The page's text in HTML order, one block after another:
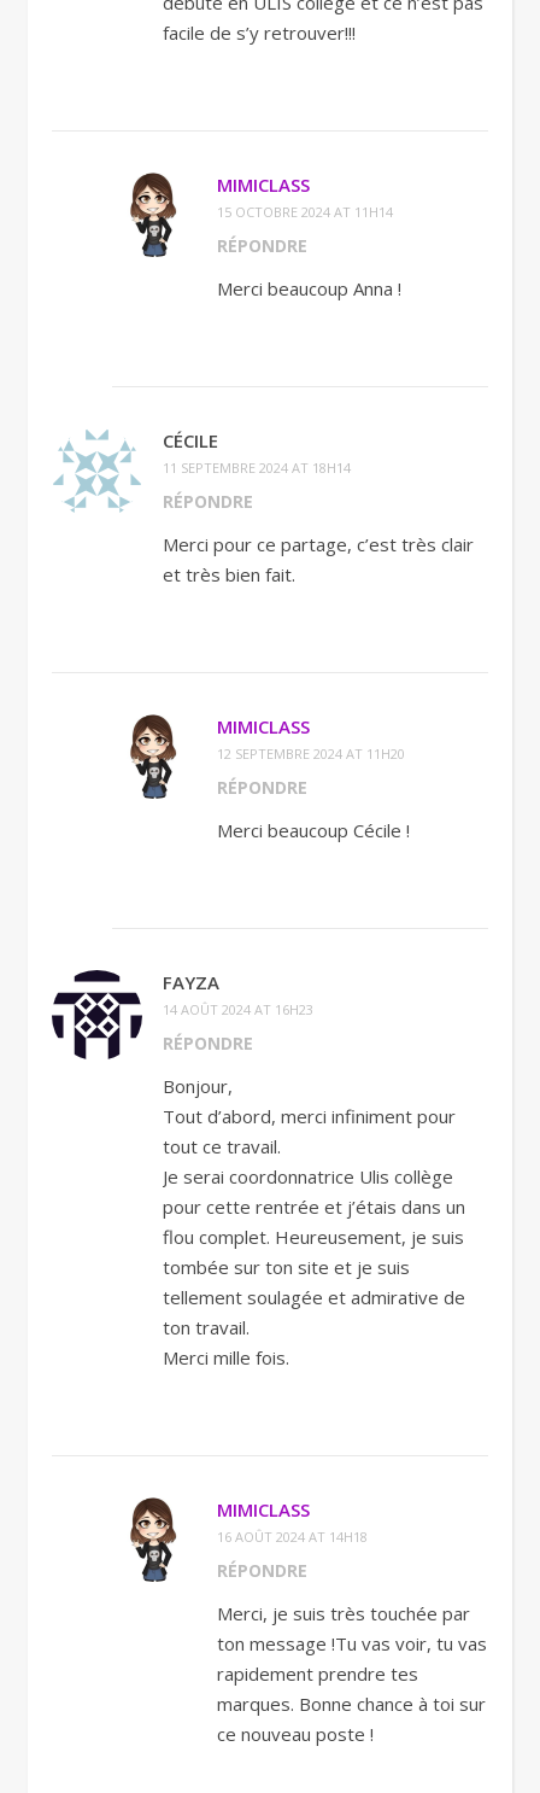
facile de s’y retrouver!!!
MIMICLASS
15 OCTOBRE 2024 AT 11H14
RÉPONDRE
Merci beaucoup Anna !
CÉCILE
11 SEPTEMBRE 2024 AT 18H14
RÉPONDRE
Merci pour ce partage, c’est très clair
et très bien fait.
MIMICLASS
12 SEPTEMBRE 2024 AT 11H20
RÉPONDRE
Merci beaucoup Cécile !
FAYZA
14 AOÛT 2024 AT 16H23
RÉPONDRE
Bonjour,
Tout d’abord, merci infiniment pour
tout ce travail.
Je serai coordonnatrice Ulis collège
pour cette rentrée et j’étais dans un
flou complet. Heureusement, je suis
tombée sur ton site et je suis
tellement soulagée et admirative de
ton travail.
Merci mille fois.
MIMICLASS
16 AOÛT 2024 AT 14H18
RÉPONDRE
Merci, je suis très touchée par
ton message !Tu vas voir, tu vas
rapidement prendre tes
marques. Bonne chance à toi sur
ce nouveau poste !